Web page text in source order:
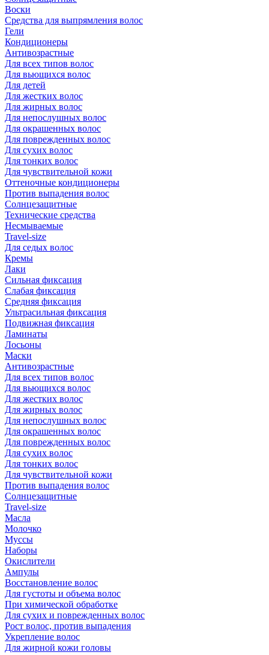
Воски
Средства для выпрямления волос
Гели
Кондиционеры
Антивозрастные
Для всех типов волос
Для вьющихся волос
Для детей
Для жестких волос
Для жирных волос
Для непослушных волос
Для окрашенных волос
Для поврежденных волос
Для сухих волос
Для тонких волос
Для чувствительной кожи
Оттеночные кондиционеры
Против выпадения волос
Солнцезащитные
Технические средства
Несмываемые
Travel-size
Для седых волос
Кремы
Лаки
Сильная фиксация
Слабая фиксация
Средняя фиксация
Ультрасильная фиксация
Подвижная фиксация
Ламинаты
Лосьоны
Маски
Антивозрастные
Для всех типов волос
Для вьющихся волос
Для жестких волос
Для жирных волос
Для непослушных волос
Для окрашенных волос
Для поврежденных волос
Для сухих волос
Для тонких волос
Для чувствительной кожи
Против выпадения волос
Солнцезащитные
Travel-size
Масла
Молочко
Муссы
Наборы
Окислители
Ампулы
Восстановление волос
Для густоты и объема волос
При химической обработке
Для сухих и поврежденных волос
Рост волос, против выпадения
Укрепление волос
Для жирной кожи головы